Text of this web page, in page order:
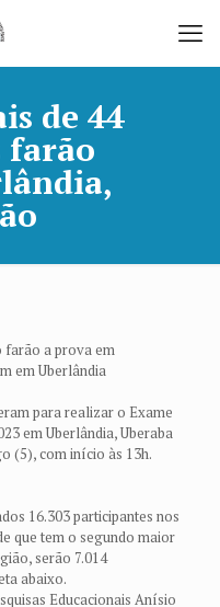
de 44
farão
farão a prova em
em Uberlândia
para realizar o Exame
em Uberlândia, Uberaba
(5), com início às 13h.
16.303 participantes nos
que tem o segundo maior
serão 7.014
abaixo.
Educacionais Anísio